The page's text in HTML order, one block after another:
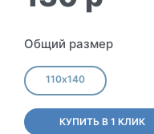
Общий размер
110х140
КУПИТЬ В 1 КЛИК